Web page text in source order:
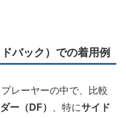
バック）での着用例
レーヤーの中で、比較
ー（DF） 、特にサイド